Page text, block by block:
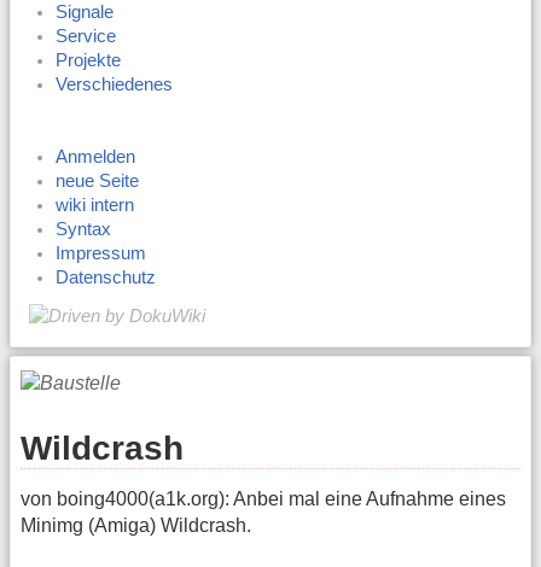
Signale
Service
Projekte
Verschiedenes
Anmelden
neue Seite
wiki intern
Syntax
Impressum
Datenschutz
Wildcrash
von boing4000(a1k.org): Anbei mal eine Aufnahme eines
Minimg (Amiga) Wildcrash.